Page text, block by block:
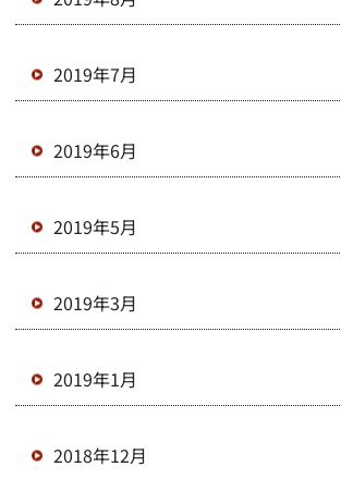
2019年7月
2019年6月
2019年5月
2019年3月
2019年1月
2018年12月